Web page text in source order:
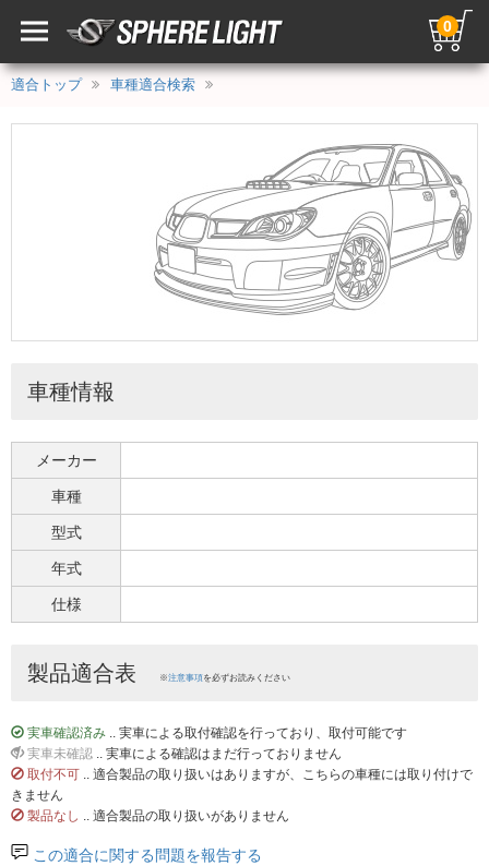
0
適合トップ 車種適合検索
車種情報
メーカー
車種
型式
年式
仕様
製品適合表 ※注意事項を必ずお読みください
実車確認済み .. 実車による取付確認を行っており、取付可能です
実車未確認 .. 実車による確認はまだ行っておりません
取付不可 .. 適合製品の取り扱いはありますが、こちらの車種には取り付けで
きません
製品なし .. 適合製品の取り扱いがありません
この適合に関する問題を報告する